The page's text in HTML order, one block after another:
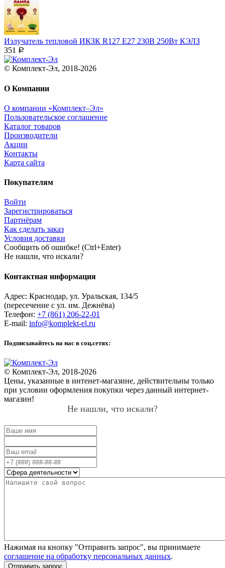
Излучатель тепловой ИКЗК R127 Е27 230В 250Вт КЭЛЗ
351
Р
© Комплект-Эл, 2018-2026
О Компании
О компании «Комплект–Эл»
Пользовательское соглашение
Каталог товаров
Производители
Акции
Контакты
Карта сайта
Покупателям
Войти
Зарегистрироваться
Партнёрам
Как сделать заказ
Условия доставки
Сообщить об ошибке! (Ctrl+Enter)
Не нашли, что искали?
Контактная информация
Адрес: Краснодар, ул. Уральская, 134/5
(пересечение с ул. им. Дежнёва)
Телефон: +7 (861) 206-22-01
E-mail: info@komplekt-el.ru
Подписывайтесь на нас в соц.сетях:
© Комплект-Эл, 2018-2026
Цены, указанные в интенет-магазине, действительны только
при условии оформления покупки через данный интернет-
магазин!
Не нашли, что искали?
Нажимая на кнопку "Отправить запрос", вы принимаете
соглашение на обработку персональных данных.
Отправить запрос